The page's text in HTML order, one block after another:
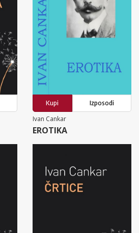
Kupi
Izposodi
Ivan Cankar
EROTIKA